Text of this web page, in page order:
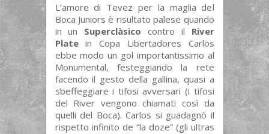
L’amore di Tevez per la maglia del
Boca Juniors è risultato palese quando
in un Superclàsico contro il River
Platein Copa Libertadores Carlos
ebbe modo un gol importantissimo al
Monumental, festeggiando la rete
facendo il gesto della gallina, quasi a
sbeffeggiare i tifosi avversari (i tifosi
del River vengono chiamati così da
quelli del Boca). Carlos si guadagnò il
rispetto infinito de “la doze” (gli ultras